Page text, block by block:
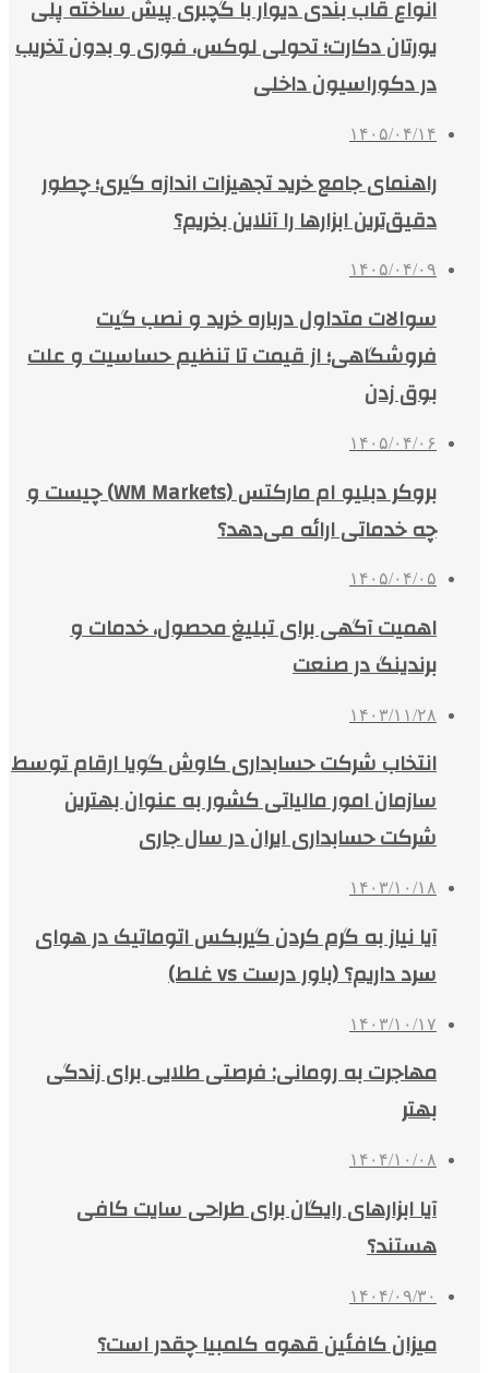
انواع قاب بندی دیوار با گچبری پیش ساخته پلی
یورتان دکارت؛ تحولی لوکس، فوری و بدون تخریب
در دکوراسیون داخلی
۱۴۰۵/۰۴/۱۴
راهنمای جامع خرید تجهیزات اندازه گیری؛ چطور
دقیق‌ترین ابزارها را آنلاین بخریم؟
۱۴۰۵/۰۴/۰۹
سوالات متداول درباره خرید و نصب گیت
فروشگاهی؛ از قیمت تا تنظیم حساسیت و علت
بوق زدن
۱۴۰۵/۰۴/۰۶
بروکر دبلیو ام مارکتس (WM Markets) چیست و
چه خدماتی ارائه می‌دهد؟
۱۴۰۵/۰۴/۰۵
اهمیت آگهی برای تبلیغ محصول، خدمات و
برندینگ در صنعت
۱۴۰۳/۱۱/۲۸
انتخاب شرکت حسابداری کاوش گویا ارقام توسط
سازمان امور مالیاتی کشور به عنوان بهترین
شرکت حسابداری ایران در سال جاری
۱۴۰۳/۱۰/۱۸
آیا نیاز به گرم کردن گیربکس اتوماتیک در هوای
سرد داریم؟ (باور درست vs غلط)
۱۴۰۳/۱۰/۱۷
مهاجرت به رومانی: فرصتی طلایی برای زندگی
بهتر
۱۴۰۴/۱۰/۰۸
آیا ابزارهای رایگان برای طراحی سایت کافی
هستند؟
۱۴۰۴/۰۹/۳۰
میزان کافئین قهوه کلمبیا چقدر است؟